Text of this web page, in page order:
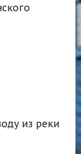
из реки